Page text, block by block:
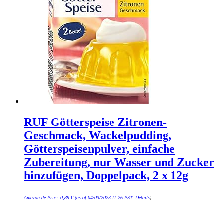
RUF Götterspeise Zitronen-
Geschmack, Wackelpudding,
Götterspeisenpulver, einfache
Zubereitung, nur Wasser und Zucker
hinzufügen, Doppelpack, 2 x 12g
Amazon.de Price: 0,89 €(as of 04/03/2023 11:26 PST- Details)